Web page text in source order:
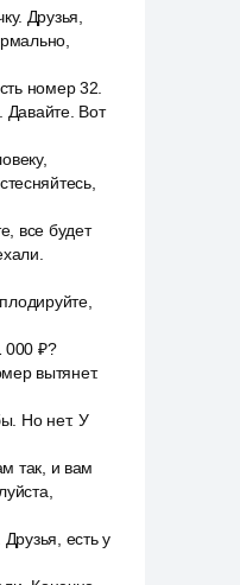
Друзья,
номер 32.
Давайте. Вот
все будет
000 ₽?
вытянет.
Но нет. У
так, и вам
есть у